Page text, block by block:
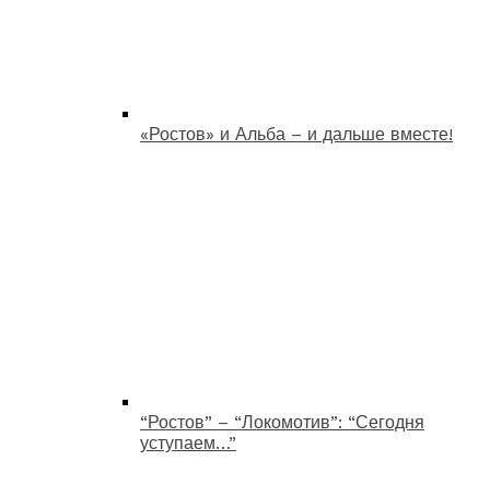
«Ростов» и Альба – и дальше вместе!
“Ростов” – “Локомотив”: “Сегодня
уступаем…”